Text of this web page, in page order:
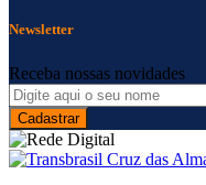
Newsletter
Receba nossas novidades